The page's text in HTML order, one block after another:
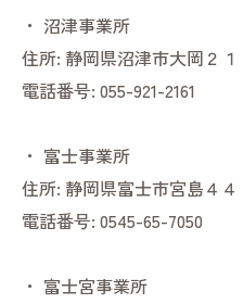
・ 沼津事業所
住所: 静岡県沼津市大岡２
電話番号: 055-921-2161
・ 富士事業所
住所: 静岡県富士市宮島４
電話番号: 0545-65-7050
・ 富士宮事業所